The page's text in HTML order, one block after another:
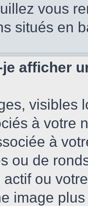
vous
situés en
afficher
à votre
à
ou de
ou
image